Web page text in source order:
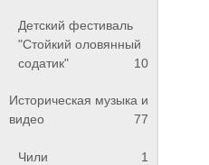
Детский фестиваль
"Стойкий оловянный
содатик"
10
Историческая музыка и
видео
77
Чили 1